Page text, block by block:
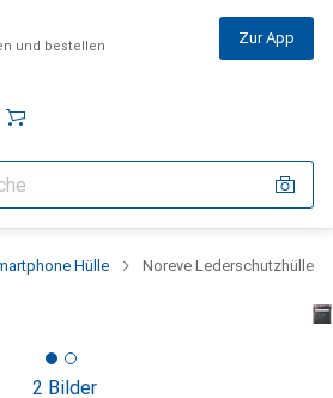
und bestellen Zur App
Hülle Noreve Lederschutzhülle
2 Bilder